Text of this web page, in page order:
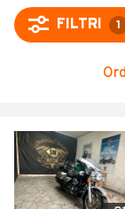
Auto Km 0
Auto
Noleggio
Moto
Camper
ACCEDI
FILTRI 1